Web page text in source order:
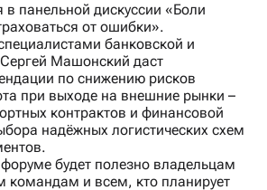
панельной дискуссии «Боли
от ошибки».
банковской и
Машонский даст
по снижению рисков
при выходе на внешние рынки –
контрактов и финансовой
надёжных логистических схем
будет полезно владельцам
командам и всем, кто планирует